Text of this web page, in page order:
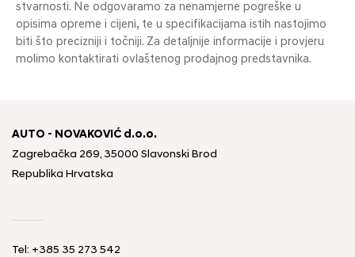
stvarnosti. Ne odgovaramo za nenamjerne pogreške u
opisima opreme i cijeni, te u specifikacijama istih nastojimo
biti što precizniji i točniji. Za detaljnije informacije i provjeru
molimo kontaktirati ovlaštenog prodajnog predstavnika.
AUTO - NOVAKOVIĆ d.o.o.
Zagrebačka 269, 35000 Slavonski Brod
Republika Hrvatska
Tel: +385 35 273 542